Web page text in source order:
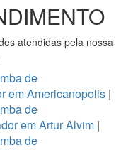
atendidas pela nossa
de
em Americanopolis |
de
em Artur Alvim |
de